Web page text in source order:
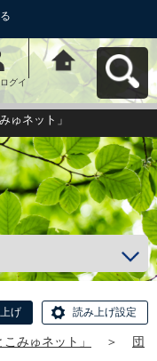
グイ
江東区コミュニ
ティ活動支援サ
イト「ことこみ
ゅネット」へ戻
る
ゅネット」
げ 読み上げ設定
みゅネット」 ＞
団